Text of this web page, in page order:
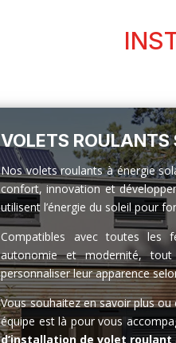
VOLETS ROULANTS
Nos volets roulants à énergie
confort, innovation et
utilisent l’énergie du soleil pour
Compatibles avec toutes les
autonomie et modernité,
personnaliser leur apparence
Vous souhaitez en savoir plus
équipe est là pour vous
d’installation de volet roulant